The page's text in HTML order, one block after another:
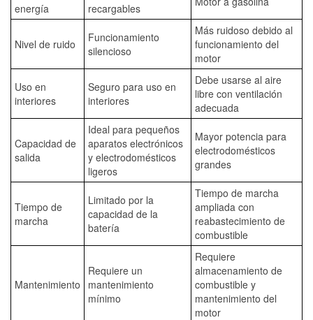
energía
recargables
Nivel de ruido
Funcionamiento
silencioso
Más ruidoso debido al
funcionamiento del
motor
Uso en
interiores
Seguro para uso en
interiores
Debe usarse al aire
libre con ventilación
adecuada
Capacidad de
salida
Ideal para pequeños
aparatos electrónicos
y electrodomésticos
ligeros
Mayor potencia para
electrodomésticos
grandes
Tiempo de
marcha
Limitado por la
capacidad de la
batería
Tiempo de marcha
ampliada con
reabastecimiento de
combustible
Mantenimiento
Requiere un
mantenimiento
mínimo
Requiere
almacenamiento de
combustible y
mantenimiento del
motor